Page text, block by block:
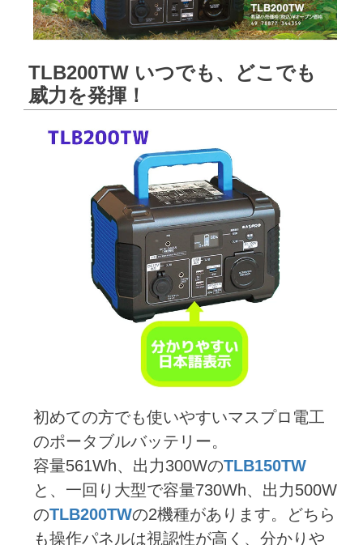
TLB200TW いつでも、どこでも
威力を発揮！
初めての方でも使いやすいマスプロ電工
のポータブルバッテリー。
容量561Wh、出力300WのTLB150TW
と、一回り大型で容量730Wh、出力500W
のTLB200TWの2機種があります。どちら
も操作パネルは視認性が高く、分かりや